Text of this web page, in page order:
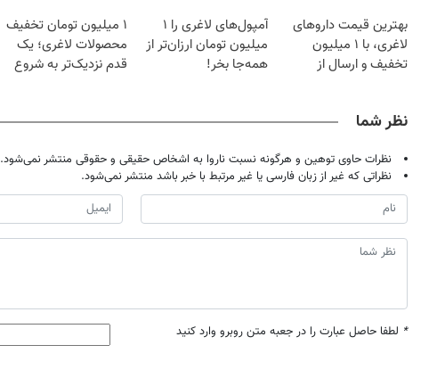
بهترین قیمت داروهای
لاغری، با ۱ میلیون
تخفیف و ارسال از
آمپول‌های لاغری را ۱
میلیون تومان ارزان‌تر از
همه‌جا بخر!
۱ میلیون تومان تخفیف
محصولات لاغری؛ یک
قدم نزدیک‌تر به شروع
نظر شما
نظرات حاوی توهین و هرگونه نسبت ناروا به اشخاص حقیقی و حقوقی منتشر نمی‌شود.
نظراتی که غیر از زبان فارسی یا غیر مرتبط با خبر باشد منتشر نمی‌شود.
* لطفا حاصل عبارت را در جعبه متن روبرو وارد کنید